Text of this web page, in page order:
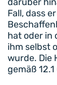
Fall, dass
hat oder in
ihm selbst
wurde. Die
gemäß